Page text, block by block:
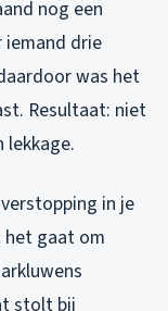
nog een
drie
was het
Resultaat: niet
lekkage.
in je
gaat om
stolt bij